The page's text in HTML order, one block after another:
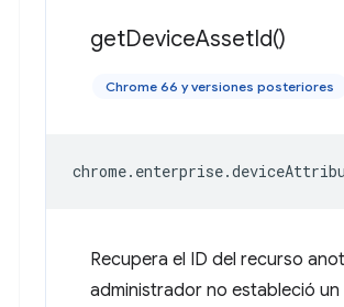
getDeviceAssetId()
Chrome 66 y versiones posteriores
chrome. enterprise.
Recupera el ID del recurso
administrador no estableció